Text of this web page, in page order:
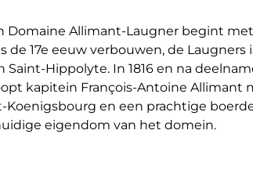
Laugner geweldige wijnen gemaakt.
tab Wijnhuis - hier vindt u ook nog wat
de tab: Bijlage vindt u de officiële
Domaine Allimant-Laugner begint
de 17e eeuw verbouwen, de
Saint-Hippolyte. In 1816 en na
kapitein François-Antoine Allimant
Koenigsbourg en een prachtige
eigendom van het domein.